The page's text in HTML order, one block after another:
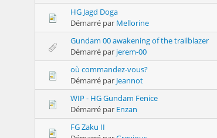
HG Jagd Doga
Démarré par Mellorine
Gundam 00 awakening of the trailblazer
Démarré par jerem-00
où commandez-vous?
Démarré par Jeannot
WIP - HG Gundam Fenice
Démarré par Enzan
FG Zaku II